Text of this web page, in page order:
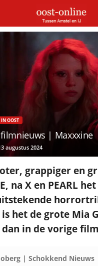
Schokkend filmnieuws | Maxxxine
OOST
filmnieuws | Maxxxine
augustus 2024
grappiger en
na X en PEARL
het de grote Mia
in de vorige
| Schokkend Nieuws